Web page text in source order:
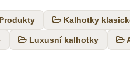
Produkty Kalhotky
Luxusní kalhotky